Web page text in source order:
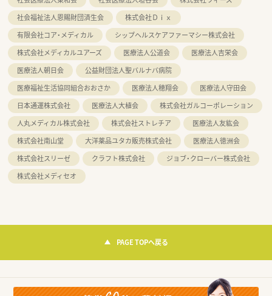
社会福祉法人恩賜財団済生会
株式会社Ｄｉｘ
有限会社コア・メディカル
シップヘルスケアファーマシー株式会社
株式会社メディカルユアーズ
医療法人公道会
医療法人吉栄会
医療法人朝日会
公益財団法人聖バルナバ病院
医療福祉生活協同組合おおさか
医療法人穂翔会
医療法人守田会
日本通運株式会社
医療法人大植会
株式会社ガルコーポレーション
人丸メディカル株式会社
株式会社ストレチア
医療法人友紘会
株式会社南山堂
大洋薬品ユタカ販売株式会社
医療法人徳洲会
株式会社スリーゼ
クラフト株式会社
ジョブ・クローバー株式会社
株式会社メディセオ
PAGE TOPへ戻る